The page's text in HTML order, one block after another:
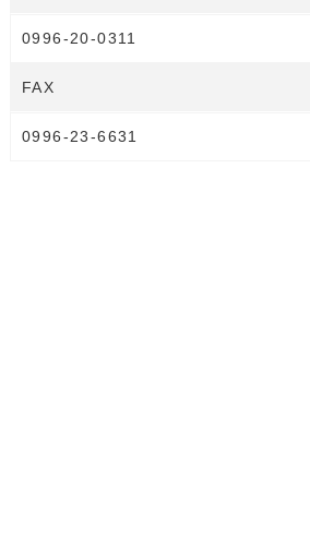
0996-20-0311
FAX
0996-23-6631